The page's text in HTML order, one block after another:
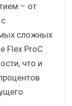
– от
сложных
Flex ProC
что и